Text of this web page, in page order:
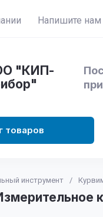
Напишите нам
"КИП-
товаров
инструмент /